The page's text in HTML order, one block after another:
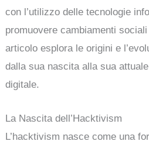
con l’utilizzo delle tecnologie
promuovere cambiamenti
articolo esplora le origini e
dalla sua nascita alla sua
digitale.
La Nascita dell’Hacktivism
L’hacktivism nasce come una